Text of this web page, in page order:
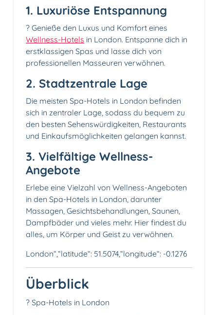
1. Luxuriöse Entspannung
? Genieße den Luxus und Komfort eines
Wellness-Hotels in London. Entspanne dich in
erstklassigen Spas und lasse dich von
professionellen Masseuren verwöhnen.
2. Stadtzentrale Lage
Die meisten Spa-Hotels in London befinden
sich in zentraler Lage, sodass du bequem zu
den besten Sehenswürdigkeiten, Restaurants
und Einkaufsmöglichkeiten gelangen kannst.
3. Vielfältige Wellness-
Angebote
Erlebe eine Vielzahl von Wellness-Angeboten
in den Spa-Hotels in London, darunter
Massagen, Gesichtsbehandlungen, Saunen,
Dampfbäder und vieles mehr. Hier findest du
alles, um Körper und Geist zu verwöhnen.
London“,“latitude“: 51.5074,“longitude“: -0.1276
Überblick
? Spa-Hotels in London